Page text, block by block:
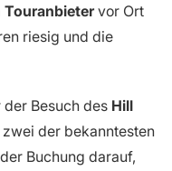
Touranbietervor Ort
riesig und die
Besuch des Hill
der bekanntesten
Buchung darauf,